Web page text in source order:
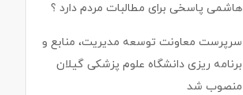
هاشمی پاسخی برای مطالبات مردم دارد ؟
سرپرست معاونت توسعه مدیریت، منابع و
برنامه ریزی دانشگاه علوم پزشکی گیلان
منصوب شد